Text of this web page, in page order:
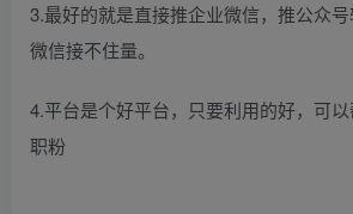
3.最好的就是直接推企业微信，推公众
微信接不住量。
4.平台是个好平台，只要利用的好，可
职粉